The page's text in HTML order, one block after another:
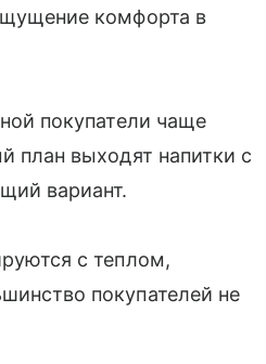
комфорта в
покупатели чаще
план выходят напитки с
вариант.
с теплом,
покупателей не